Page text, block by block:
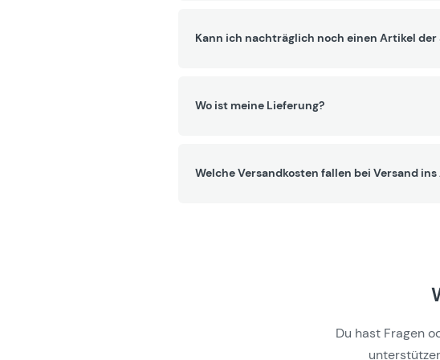
Kann ich nachträglich noch einen Artikel
Wo ist meine Lieferung?
Welche Versandkosten fallen bei Versand ins
Du hast Fragen